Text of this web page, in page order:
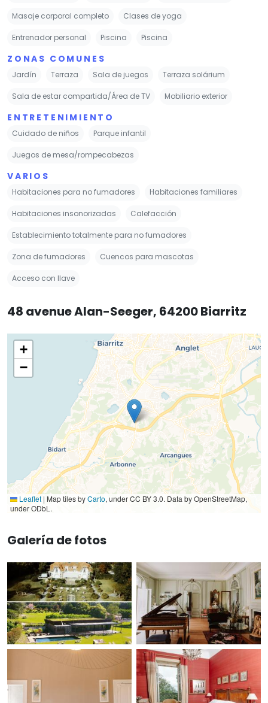
Masaje corporal completo Clases de yoga
Entrenador personal Piscina Piscina
ZONAS COMUNES
Jardín Terraza Sala de juegos Terraza solárium
Sala de estar compartida/Área de TV Mobiliario exterior
ENTRETENIMIENTO
Cuidado de niños Parque infantil
Juegos de mesa/rompecabezas
VARIOS
Habitaciones para no fumadores Habitaciones familiares
Habitaciones insonorizadas Calefacción
Establecimiento totalmente para no fumadores
Zona de fumadores Cuencos para mascotas
Acceso con llave
48 avenue Alan-Seeger, 64200 Biarritz
+
−
Leaflet | Map tiles byCarto, under CC BY 3.0. Data by OpenStreetMap,
under ODbL.
Galería de fotos